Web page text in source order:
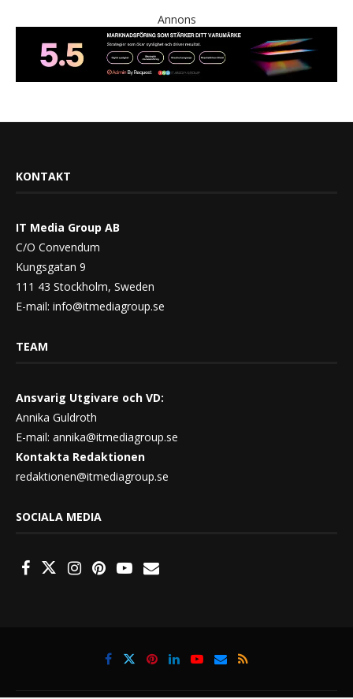
Annons
KONTAKT
IT Media Group AB
C/O Convendum
Kungsgatan 9
111 43 Stockholm, Sweden
E-mail: info@itmediagroup.se
TEAM
Ansvarig Utgivare och VD:
Annika Guldroth
E-mail: annika@itmediagroup.se
Kontakta Redaktionen
redaktionen@itmediagroup.se
SOCIALA MEDIA